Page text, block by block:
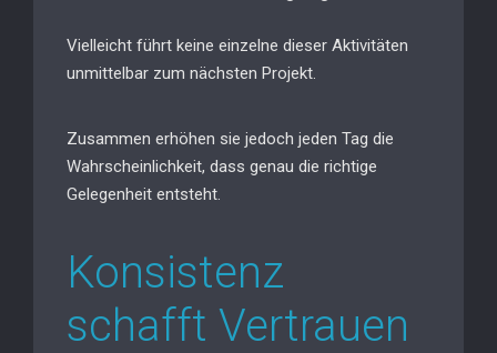
Vielleicht führt keine einzelne dieser Aktivitäten
unmittelbar zum nächsten Projekt.
Zusammen erhöhen sie jedoch jeden Tag die
Wahrscheinlichkeit, dass genau die richtige
Gelegenheit entsteht.
Konsistenz
schafft Vertrauen